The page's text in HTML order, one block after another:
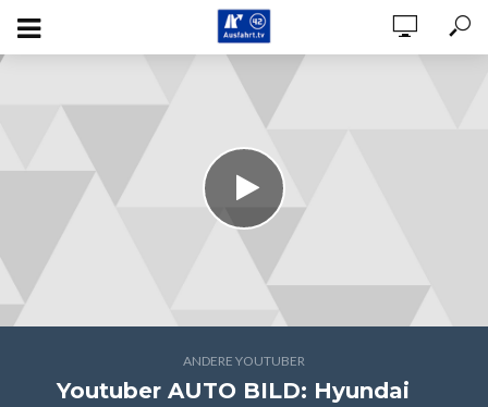
ANDERE YOUTUBER
Youtuber AUTO BILD: Hyundai